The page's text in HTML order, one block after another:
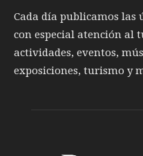
Cada día publicamos las
con especial atención al
actividades, eventos,
exposiciones, turismo y